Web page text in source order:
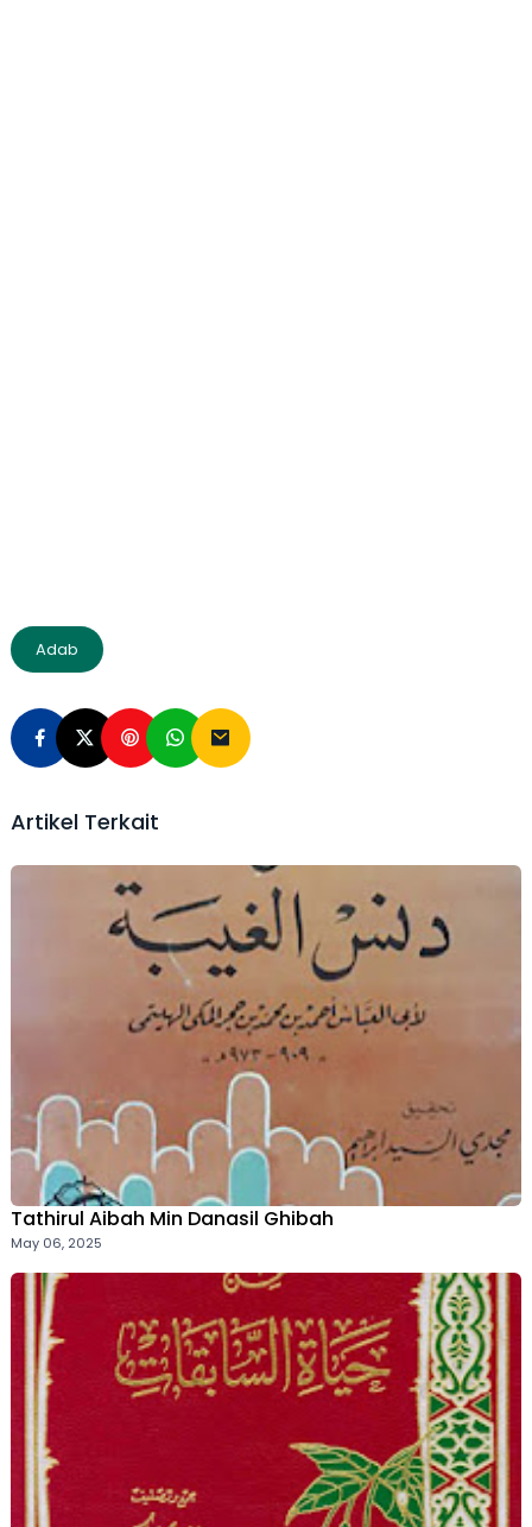
Adab
Artikel Terkait
Tathirul Aibah Min Danasil Ghibah
May 06, 2025